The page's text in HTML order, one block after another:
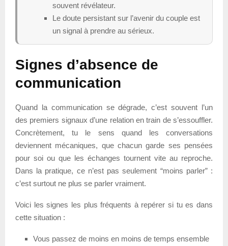
souvent révélateur.
Le doute persistant sur l’avenir du couple est
un signal à prendre au sérieux.
Signes d’absence de
communication
Quand la communication se dégrade, c’est souvent l’un
des premiers signaux d’une relation en train de s’essouffler.
Concrètement, tu le sens quand les conversations
deviennent mécaniques, que chacun garde ses pensées
pour soi ou que les échanges tournent vite au reproche.
Dans la pratique, ce n’est pas seulement “moins parler” :
c’est surtout ne plus se parler vraiment.
Voici les signes les plus fréquents à repérer si tu es dans
cette situation :
Vous passez de moins en moins de temps ensemble